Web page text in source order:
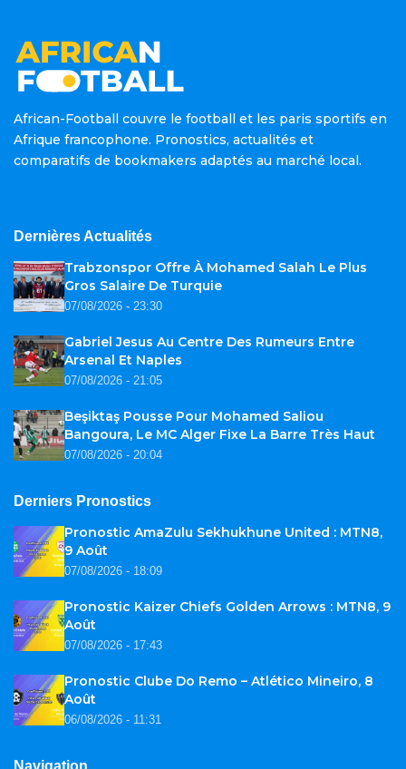
African-Football couvre le football et les paris sportifs en
Afrique francophone. Pronostics, actualités et
comparatifs de bookmakers adaptés au marché local.
Dernières Actualités
Trabzonspor Offre À Mohamed Salah Le Plus
Gros Salaire De Turquie
07/08/2026 - 23:30
Gabriel Jesus Au Centre Des Rumeurs Entre
Arsenal Et Naples
07/08/2026 - 21:05
Beşiktaş Pousse Pour Mohamed Saliou
Bangoura, Le MC Alger Fixe La Barre Très Haut
07/08/2026 - 20:04
Derniers Pronostics
Pronostic AmaZulu Sekhukhune United : MTN8,
9 Août
07/08/2026 - 18:09
Pronostic Kaizer Chiefs Golden Arrows : MTN8, 9
Août
07/08/2026 - 17:43
Pronostic Clube Do Remo – Atlético Mineiro, 8
Août
06/08/2026 - 11:31